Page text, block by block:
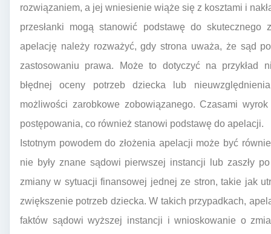
rozwiązaniem, a jej wniesienie wiąże się z kosztami i
przesłanki mogą stanowić podstawę do skutecznego
apelację należy rozważyć, gdy strona uważa, że sąd
zastosowaniu prawa. Może to dotyczyć na przykład
błędnej oceny potrzeb dziecka lub
możliwości zarobkowe zobowiązanego. Czasami
postępowania, co również stanowi podstawę do apelacji.
Istotnym powodem do złożenia apelacji może być
nie były znane sądowi pierwszej instancji lub zaszły
zmiany w sytuacji finansowej jednej ze stron, takie jak
zwiększenie potrzeb dziecka. W takich przypadkach,
faktów sądowi wyższej instancji i wnioskowanie o